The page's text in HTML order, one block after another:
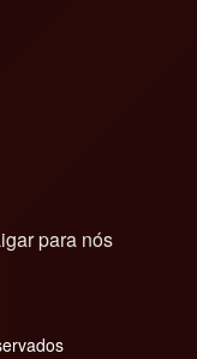
para nós